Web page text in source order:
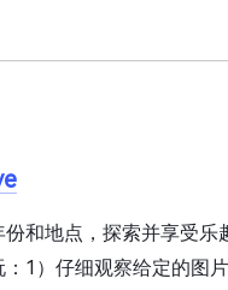
和地点，探索并享受乐
：1）仔细观察给定的图